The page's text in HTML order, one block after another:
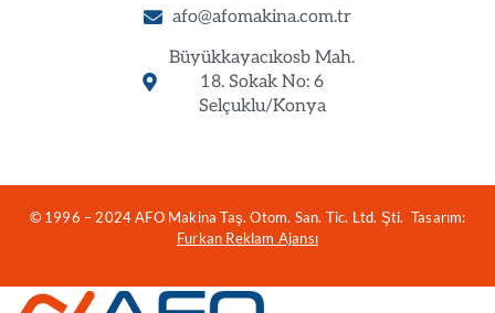
afo@afomakina.com.tr
Büyükkayacıkosb Mah.
18. Sokak No: 6
Selçuklu/Konya
© 1996 – 2024 AFO Makina Taş. Otom. San. Tic. Ltd. Şti. Tasarım:
Furkan Reklam Ajansı